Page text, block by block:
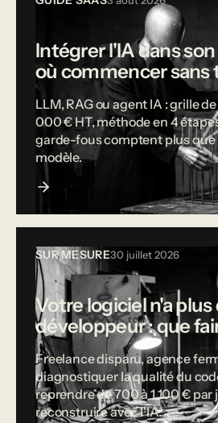
Intégrer l'IA dans
où commencer sans
LLM, RAG ou agent IA : grille
000 € HT, méthode en 4
garde-fous comptent plus que
modèle.
SUR MESURE30 juillet 2026
Votre logiciel n'a plus
développeur : que
Freelance disparu, agence
diagnostiquer la qualité du
reprendre de 700 à 1 100 € par
reconstruire avec l'IA.